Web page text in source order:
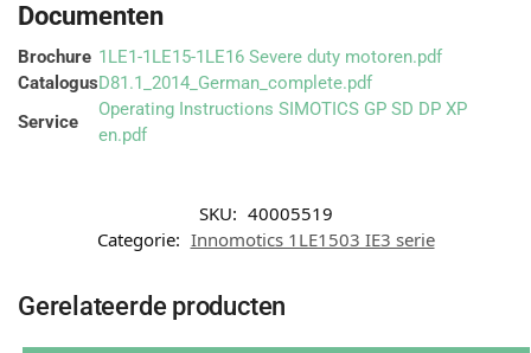
Documenten
Brochure 1LE1-1LE15-1LE16 Severe duty motoren.pdf
CatalogusD81.1_2014_German_complete.pdf
Service
Operating Instructions SIMOTICS GP SD DP XP
en.pdf
SKU: 40005519
Categorie: Innomotics 1LE1503 IE3 serie
Gerelateerde producten